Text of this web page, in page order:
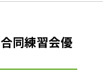
同練習会優